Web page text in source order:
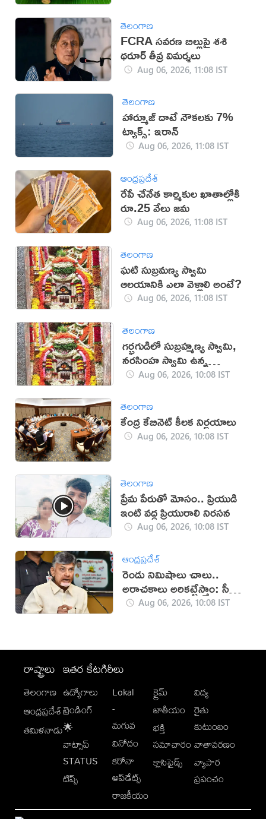
తెలంగాణ
FCRA సవరణ బిల్లుపై శశి
థరూర్ తీవ్ర విమర్శలు
Aug 06, 2026, 11:08 IST
తెలంగాణ
హార్మూజ్ దాటే నౌకలకు 7%
ట్యాక్స్: ఇరాన్
Aug 06, 2026, 11:08 IST
ఆంధ్రప్రదేశ్
రేపే చేనేత కార్మికుల ఖాతాల్లోకి
రూ.25 వేలు జమ
Aug 06, 2026, 11:08 IST
తెలంగాణ
ఘటి సుబ్రమణ్య స్వామి
ఆలయానికి ఎలా వెళ్లాలి అంటే?
Aug 06, 2026, 11:08 IST
తెలంగాణ
గర్భగుడిలో సుబ్రహ్మణ్య స్వామి,
నరసింహ స్వామి ఉన్న
దేవాలయం ఇదే
Aug 06, 2026, 10:08 IST
తెలంగాణ
కేంద్ర కేబినెట్ కీలక నిర్ణయాలు
Aug 06, 2026, 10:08 IST
తెలంగాణ
ప్రేమ పేరుతో మోసం.. ప్రియుడి
ఇంటి వద్ద ప్రియురాలి నిరసన
Aug 06, 2026, 10:08 IST
ఆంధ్రప్రదేశ్
రెండు నిమిషాలు చాలు..
అరాచకాలు అరికట్టేస్తాం: సీఎం
చంద్రబాబు
Aug 06, 2026, 10:08 IST
రాష్ట్రాలు
తెలంగాణ
ఆంధ్రప్రదేశ్
తమిళనాడు
ఇతర కేటగిరీలు
ఉద్యోగాలు
ట్రెండింగ్
🌟
వాట్సాప్
STATUS
టిప్స్
Lokal
-
మగువ
వినోదం
కరోనా
అప్‌డేట్స్
రాజకీయం
క్రైమ్
జాతీయం
భక్తి
సమాచారం
క్లాసిఫైడ్స్
విద్య
రైతు
కుటుంబం
వాతావరణం
వ్యాపార
ప్రపంచం